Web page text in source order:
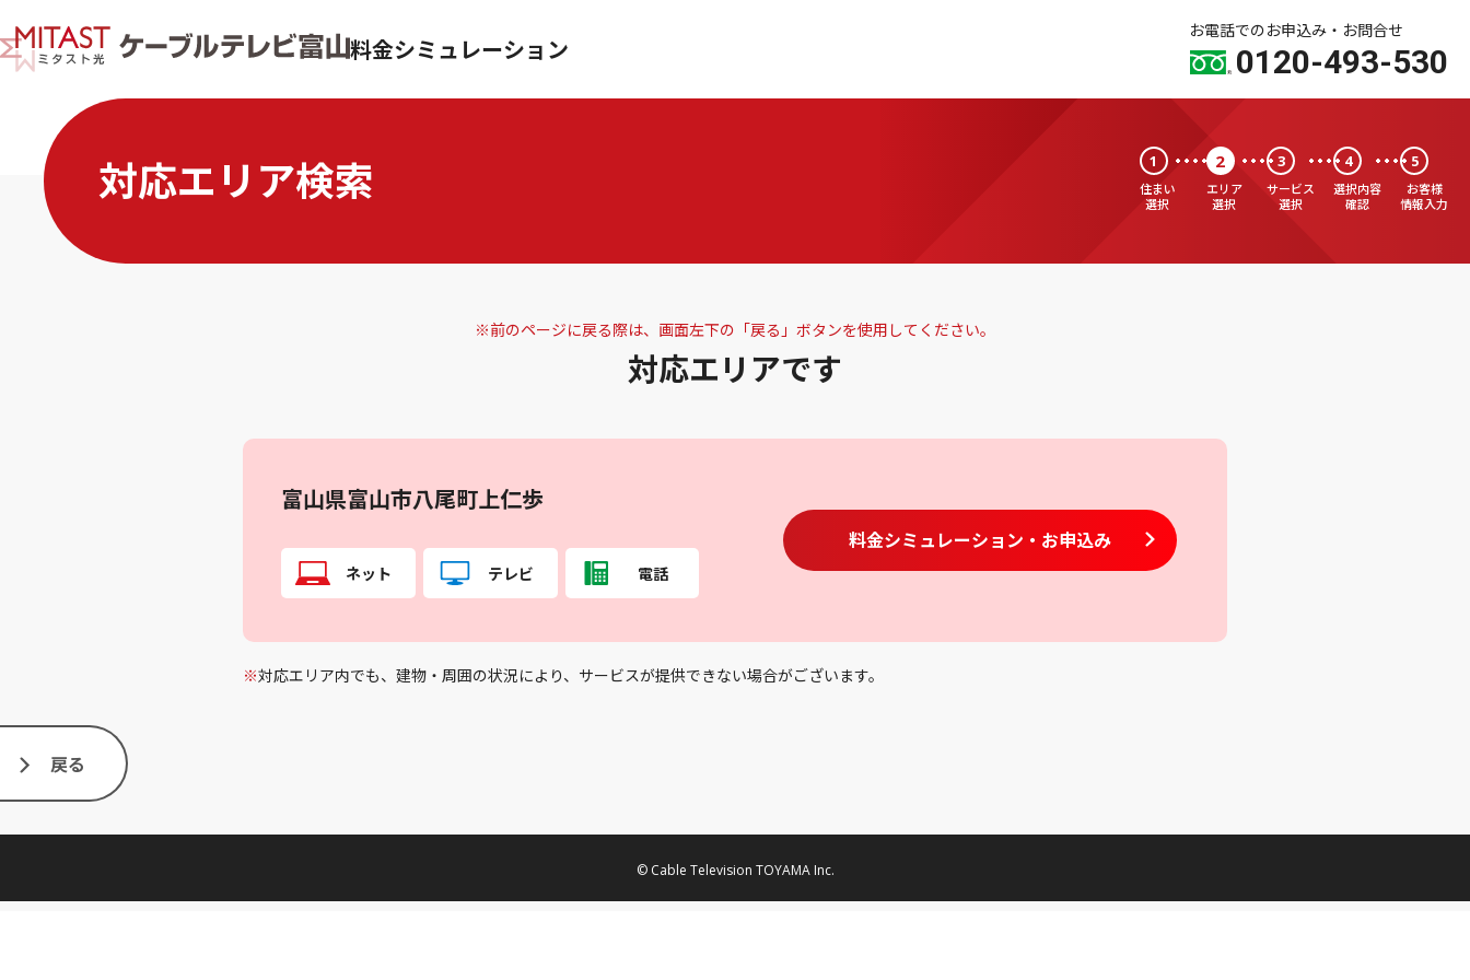
料金シミュレーション
お電話でのお申込み・お問合せ
0120-493-530
対応エリア検索 1
住まい
選択
2
エリア
選択
3
サービス
選択
4
選択内容
確認
5
お客様
情報入力
※前のページに戻る際は、画面左下の「戻る」ボタンを使用してください。
対応エリアです
富山県富山市八尾町上仁歩
ネット テレビ 電話
料金シミュレーション ・お申込み
※対応エリア内でも、建物・周囲の状況により、サービスが提供できない場合がございます。
戻る
© Cable Television TOYAMA Inc.